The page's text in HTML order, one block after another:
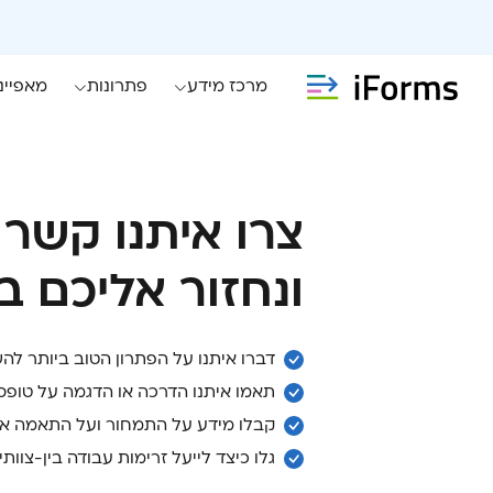
מרכז מידע פתרונות
צרו איתנו
ונחזור אליכם
דברו איתנו על הפתרון הטוב ביותר
תאמו איתנו הדרכה או הדגמה על
קבלו מידע על התמחור ועל התאמה
גלו כיצד לייעל זרימות עבודה בין-